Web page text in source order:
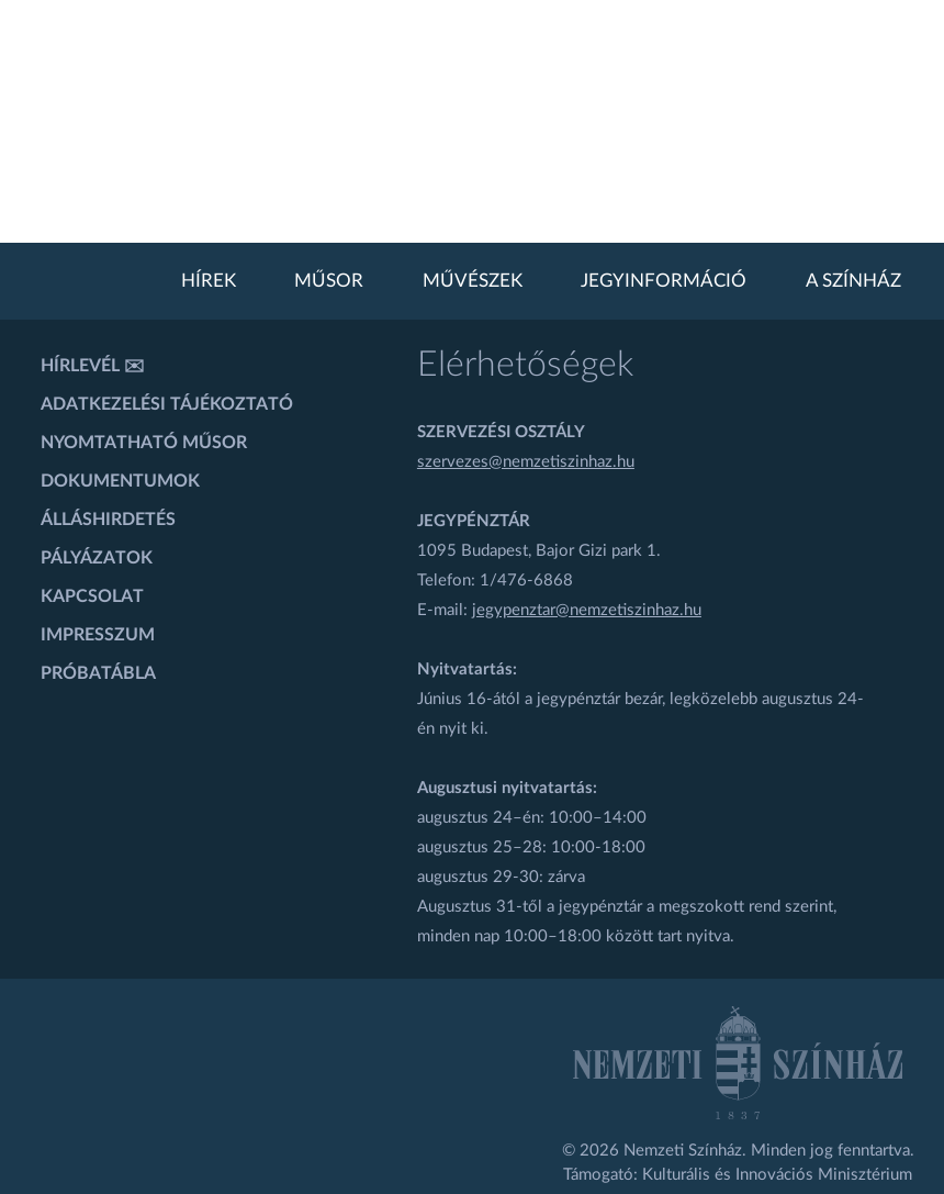
HÍREK MŰSOR MŰVÉSZEK JEGYINFORMÁCIÓ A SZÍNHÁZ
HÍRLEVÉL ✉️
ADATKEZELÉSI TÁJÉKOZTATÓ
NYOMTATHATÓ MŰSOR
DOKUMENTUMOK
ÁLLÁSHIRDETÉS
PÁLYÁZATOK
KAPCSOLAT
IMPRESSZUM
PRÓBATÁBLA
Elérhetőségek
SZERVEZÉSI OSZTÁLY
szervezes@nemzetiszinhaz.hu
JEGYPÉNZTÁR
1095 Budapest, Bajor Gizi park 1.
Telefon: 1/476-6868
E-mail: jegypenztar@nemzetiszinhaz.hu
Nyitvatartás:
Június 16-ától a jegypénztár bezár, legközelebb augusztus 24-
én nyit ki.
Augusztusi nyitvatartás:
augusztus 24–én: 10:00–14:00
augusztus 25–28: 10:00-18:00
augusztus 29-30: zárva
Augusztus 31-től a jegypénztár a megszokott rend szerint,
minden nap 10:00–18:00 között tart nyitva.
© 2026 Nemzeti Színház. Minden jog fenntartva.
Támogató: Kulturális és Innovációs Minisztérium